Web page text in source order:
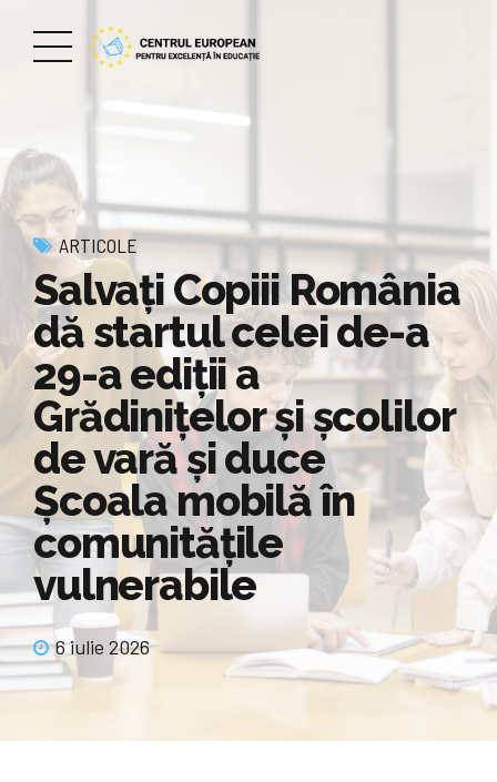
ARTICOLE
Salvați Copiii România
dă startul celei de-a
29-a ediții a
Grădinițelor și școlilor
de vară și duce
Școala mobilă în
comunitățile
vulnerabile
6 iulie 2026